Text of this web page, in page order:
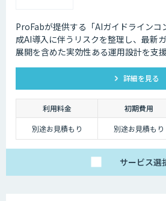
ProFabが提供する「AIガイドラインコ
成AI導入に伴うリスクを整理し、最新
展開を含めた実効性ある運用設計を支援
詳細を見る
利用料金 初期費用
別途お見積もり
別途お見積もり
サービス選